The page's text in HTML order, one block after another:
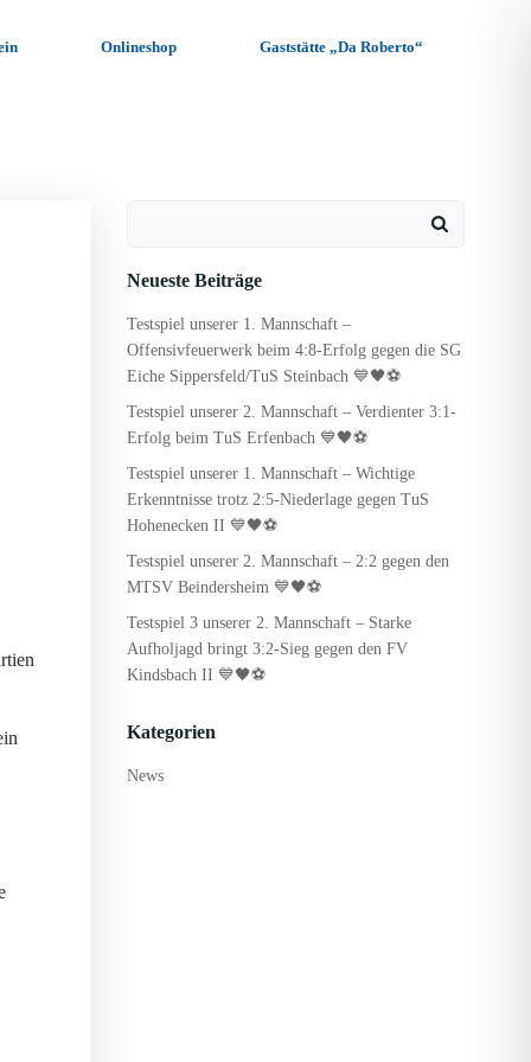
Onlineshop Gaststätte „Da Roberto“
Neueste Beiträge
Testspiel unserer 1. Mannschaft –
Offensivfeuerwerk beim 4:8-Erfolg gegen die SG
Eiche Sippersfeld/TuS Steinbach 💙🖤⚽
Testspiel unserer 2. Mannschaft – Verdienter 3:1-
Erfolg beim TuS Erfenbach 💙🖤⚽
Testspiel unserer 1. Mannschaft – Wichtige
Erkenntnisse trotz 2:5-Niederlage gegen TuS
Hohenecken II 💙🖤⚽
Testspiel unserer 2. Mannschaft – 2:2 gegen den
MTSV Beindersheim 💙🖤⚽
Testspiel 3 unserer 2. Mannschaft – Starke
Aufholjagd bringt 3:2-Sieg gegen den FV
Kindsbach II 💙🖤⚽
Kategorien
News